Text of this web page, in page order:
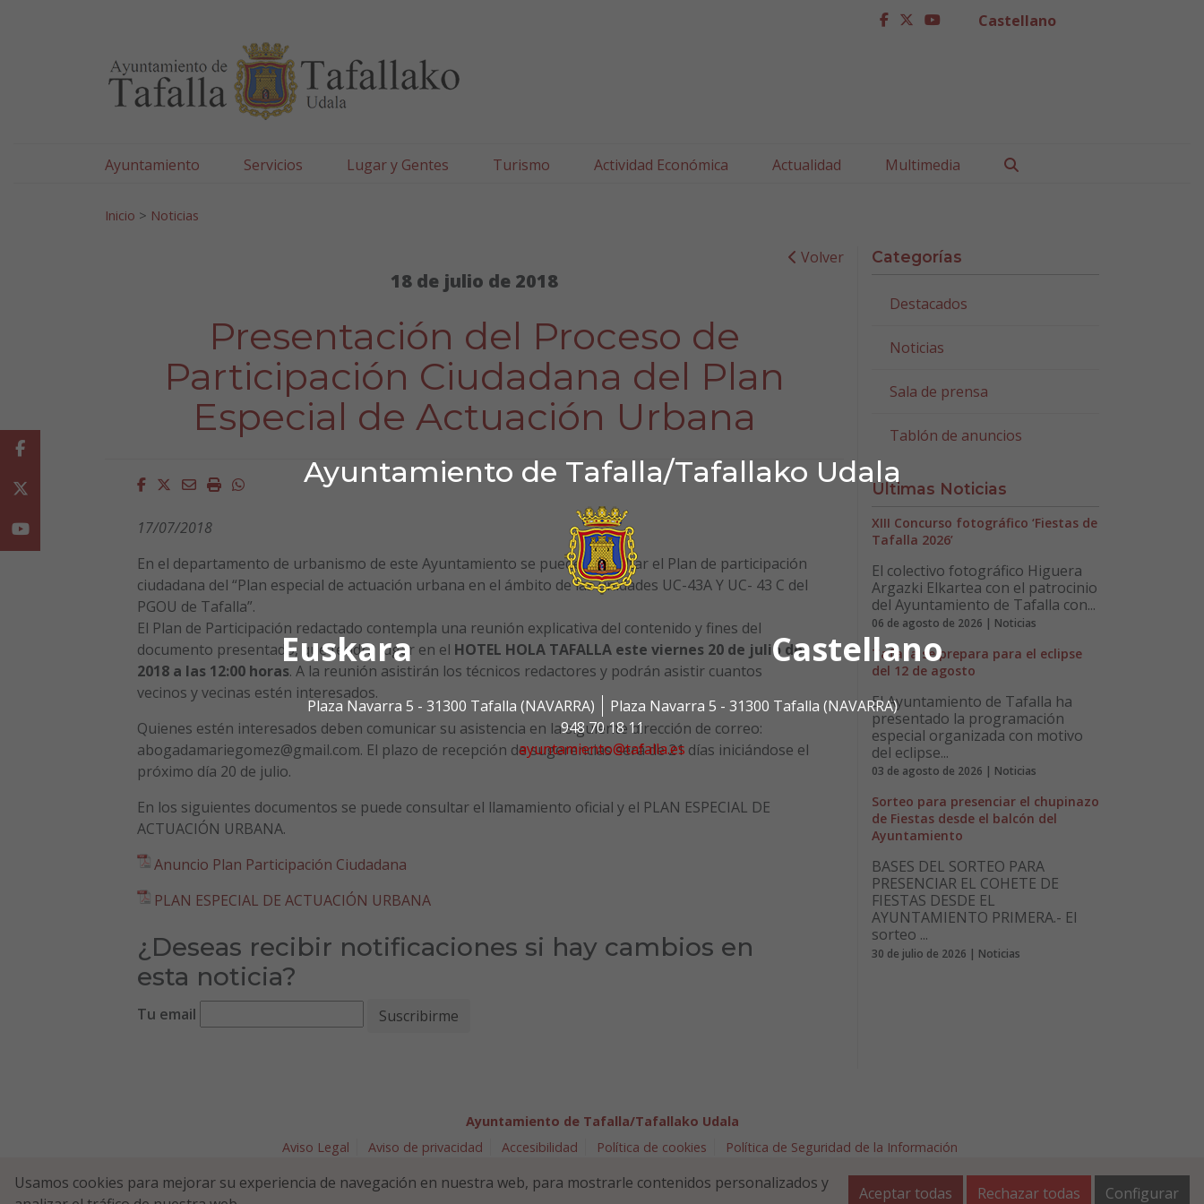
Ayuntamiento de Tafalla/Tafallako Udala
Euskara Castellano
Plaza Navarra 5 - 31300 Tafalla (NAVARRA)
Plaza Navarra 5 - 31300 Tafalla (NAVARRA)
948 70 18 11
ayuntamiento@tafalla.es
facebook
twitter
youtubeCastellano
Ayuntamiento Servicios Lugar y Gentes Turismo Actividad Económica Actualidad Multimedia
Inicio > Noticias
Volver
18 de julio de 2018
Presentación del Proceso de
Participación Ciudadana del Plan
Especial de Actuación Urbana
Facebook
Twitter
EmailImprimirWhatsapp
17/07/2018
En el departamento de urbanismo de este Ayuntamiento se puede consultar el Plan de participación
ciudadana del “Plan especial de actuación urbana en el ámbito de las unidades UC-43A Y UC- 43 C del
PGOU de Tafalla”.
El Plan de Participación redactado contempla una reunión explicativa del contenido y fines del
documento presentado, que tendrá lugar en el HOTEL HOLA TAFALLA este viernes 20 de julio de
2018 a las 12:00 horas. A la reunión asistirán los técnicos redactores y podrán asistir cuantos
vecinos y vecinas estén interesados.
Quienes estén interesados deben comunicar su asistencia en la siguiente dirección de correo:
abogadamariegomez@gmail.com. El plazo de recepción de sugerencias será de 21 días iniciándose el
próximo día 20 de julio.
En los siguientes documentos se puede consultar el llamamiento oficial y el PLAN ESPECIAL DE
ACTUACIÓN URBANA.
Anuncio Plan Participación Ciudadana
PLAN ESPECIAL DE ACTUACIÓN URBANA
¿Deseas recibir notificaciones si hay cambios en
esta noticia?
Tu email
Categorías
Destacados
Noticias
Sala de prensa
Tablón de anuncios
Últimas Noticias
XIII Concurso fotográfico ‘Fiestas de
Tafalla 2026’
El colectivo fotográfico Higuera
Argazki Elkartea con el patrocinio
del Ayuntamiento de Tafalla con...
06 de agosto de 2026 | Noticias
Tafalla se prepara para el eclipse
del 12 de agosto
El Ayuntamiento de Tafalla ha
presentado la programación
especial organizada con motivo
del eclipse...
03 de agosto de 2026 | Noticias
Sorteo para presenciar el chupinazo
de Fiestas desde el balcón del
Ayuntamiento
BASES DEL SORTEO PARA
PRESENCIAR EL COHETE DE
FIESTAS DESDE EL
AYUNTAMIENTO PRIMERA.- El
sorteo ...
30 de julio de 2026 | Noticias
Facebook
Youtube
Ayuntamiento de Tafalla/Tafallako Udala
Aviso Legal
Aviso de privacidad Accesibilidad Política de cookies
Política de Seguridad de la Información
ayuntamiento@tafalla.es
Usamos cookies para mejorar su experiencia de navegación en nuestra web, para mostrarle contenidos personalizados y
Aceptar todas Rechazar todas Configurar